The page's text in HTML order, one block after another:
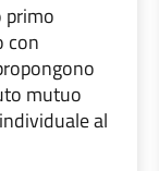
primo
con
mutuo
al